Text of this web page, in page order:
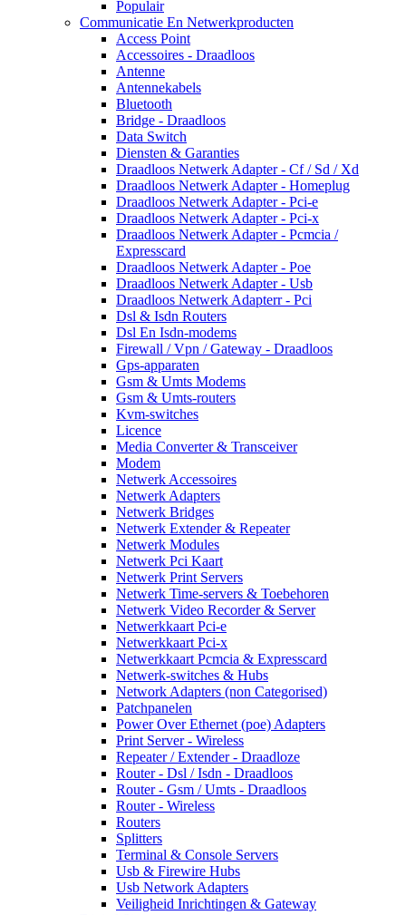
Populair
Communicatie En Netwerkproducten
Access Point
Accessoires - Draadloos
Antenne
Antennekabels
Bluetooth
Bridge - Draadloos
Data Switch
Diensten & Garanties
Draadloos Netwerk Adapter - Cf / Sd / Xd
Draadloos Netwerk Adapter - Homeplug
Draadloos Netwerk Adapter - Pci-e
Draadloos Netwerk Adapter - Pci-x
Draadloos Netwerk Adapter - Pcmcia /
Expresscard
Draadloos Netwerk Adapter - Poe
Draadloos Netwerk Adapter - Usb
Draadloos Netwerk Adapterr - Pci
Dsl & Isdn Routers
Dsl En Isdn-modems
Firewall / Vpn / Gateway - Draadloos
Gps-apparaten
Gsm & Umts Modems
Gsm & Umts-routers
Kvm-switches
Licence
Media Converter & Transceiver
Modem
Netwerk Accessoires
Netwerk Adapters
Netwerk Bridges
Netwerk Extender & Repeater
Netwerk Modules
Netwerk Pci Kaart
Netwerk Print Servers
Netwerk Time-servers & Toebehoren
Netwerk Video Recorder & Server
Netwerkkaart Pci-e
Netwerkkaart Pci-x
Netwerkkaart Pcmcia & Expresscard
Netwerk-switches & Hubs
Network Adapters (non Categorised)
Patchpanelen
Power Over Ethernet (poe) Adapters
Print Server - Wireless
Repeater / Extender - Draadloze
Router - Dsl / Isdn - Draadloos
Router - Gsm / Umts - Draadloos
Router - Wireless
Routers
Splitters
Terminal & Console Servers
Usb & Firewire Hubs
Usb Network Adapters
Veiligheid Inrichtingen & Gateway